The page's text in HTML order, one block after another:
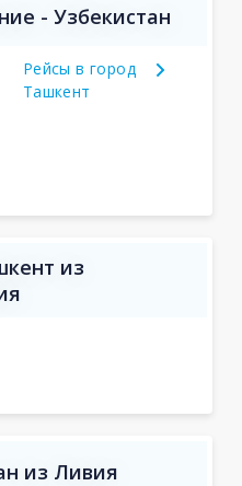
- Узбекистан
Рейсы в город
Ташкент
из
из Ливия